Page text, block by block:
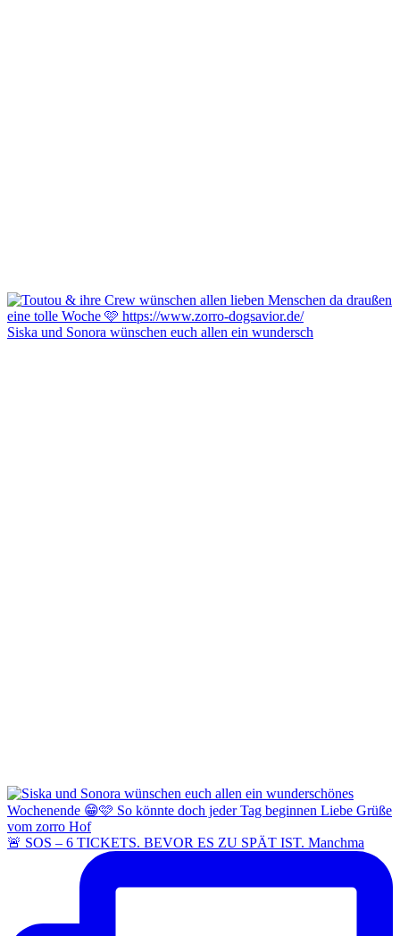
Siska und Sonora wünschen euch allen ein wundersch
🚨 SOS – 6 TICKETS. BEVOR ES ZU SPÄT IST. Manchma